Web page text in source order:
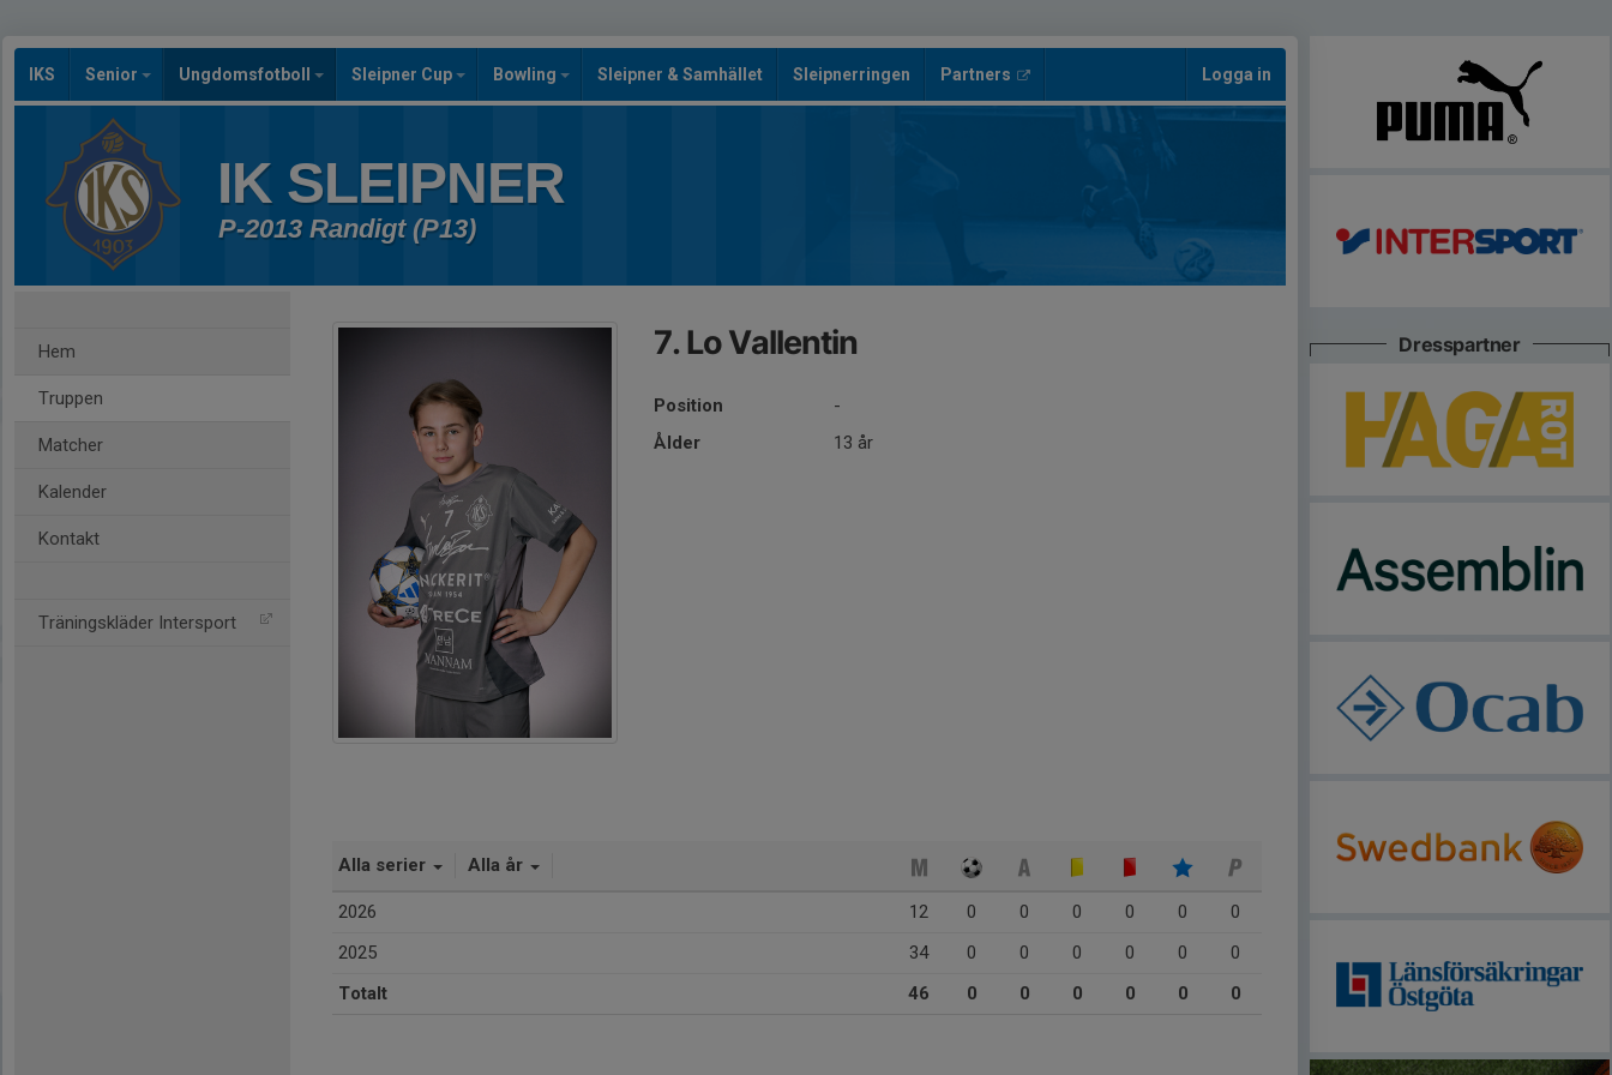
IKS Senior Ungdomsfotboll Sleipner Cup Bowling Sleipner & Samhället Sleipnerringen Partners Logga in
IK SLEIPNER
P-2013 Randigt (P13)
Hem
Truppen
Matcher
Kalender
Kontakt
Träningskläder Intersport
7. Lo Vallentin
Position
-
Ålder
13 år
Alla serier Alla år
2026 12 0 0 0 0 0
0
2025
34 0 0 0 0 0
0
Totalt
46 0 0 0 0 0 0
Dresspartner